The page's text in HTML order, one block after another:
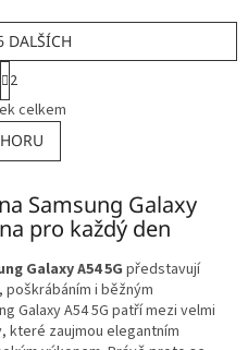
O
v
l
á
a
c
í
p
r
v
k
DALŠÍCH
S
t
r
á
n
k
v
á
n
2
celkem
Samsung Galaxy
pro každý den
Galaxy A54 5G představují
i běžným
Galaxy A54 5G patří mezi velmi
zaujmou elegantním